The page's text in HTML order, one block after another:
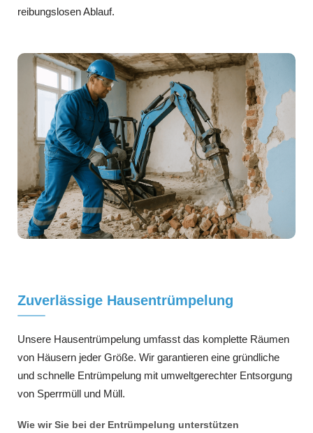
reibungslosen Ablauf.
Zuverlässige Hausentrümpelung
Unsere Hausentrümpelung umfasst das komplette Räumen
von Häusern jeder Größe. Wir garantieren eine gründliche
und schnelle Entrümpelung mit umweltgerechter Entsorgung
von Sperrmüll und Müll.
Wie wir Sie bei der Entrümpelung unterstützen